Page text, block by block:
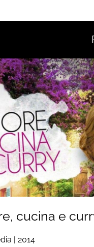
cucina e
| 2014